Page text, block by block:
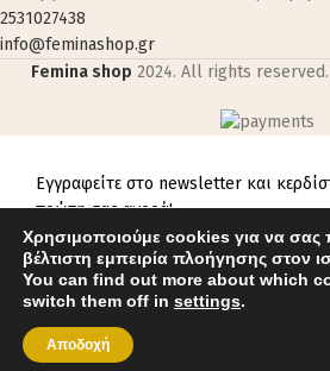
2531027438
info@feminashop.gr
Femina shop 2024. All rights
Εγγραφείτε στο newsletter και
πρώτη σας αγορά!
Χρησιμοποιούμε cookies για να σας
βέλτιστη εμπειρία πλοήγησης στον
You can find out more about which
switch them off in settings.
Αποδοχή